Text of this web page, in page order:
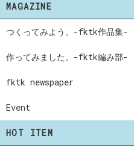
MAGAZINE
つくってみよう。-fktk作品集-
作ってみました。-fktk編み部-
fktk newspaper
Event
HOT ITEM